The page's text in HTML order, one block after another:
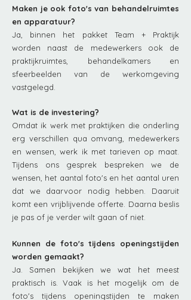
Maken je ook foto's van behandelruimtes
en apparatuur?
Ja, binnen het pakket Team + Praktijk
worden naast de medewerkers ook de
praktijkruimtes, behandelkamers en
sfeerbeelden van de werkomgeving
vastgelegd.
Wat is de investering?
Omdat ik werk met praktijken die onderling
erg verschillen qua omvang, medewerkers
en wensen, werk ik met tarieven op maat.
Tijdens ons gesprek bespreken we de
wensen, het aantal foto's en het aantal uren
dat we daarvoor nodig hebben. Daaruit
komt een vrijblijvende offerte. Daarna beslis
je pas of je verder wilt gaan of niet.
Kunnen de foto's tijdens openingstijden
worden gemaakt?
Ja. Samen bekijken we wat het meest
praktisch is. Vaak is het mogelijk om de
foto's tijdens openingstijden te maken